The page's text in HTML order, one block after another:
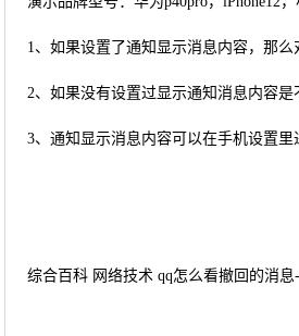
1、如果设置了通知显示消息内容，那
2、如果没有设置过显示通知消息内容
3、通知显示消息内容可以在手机设置里
综合百科 网络技术 qq怎么看撤回的消息